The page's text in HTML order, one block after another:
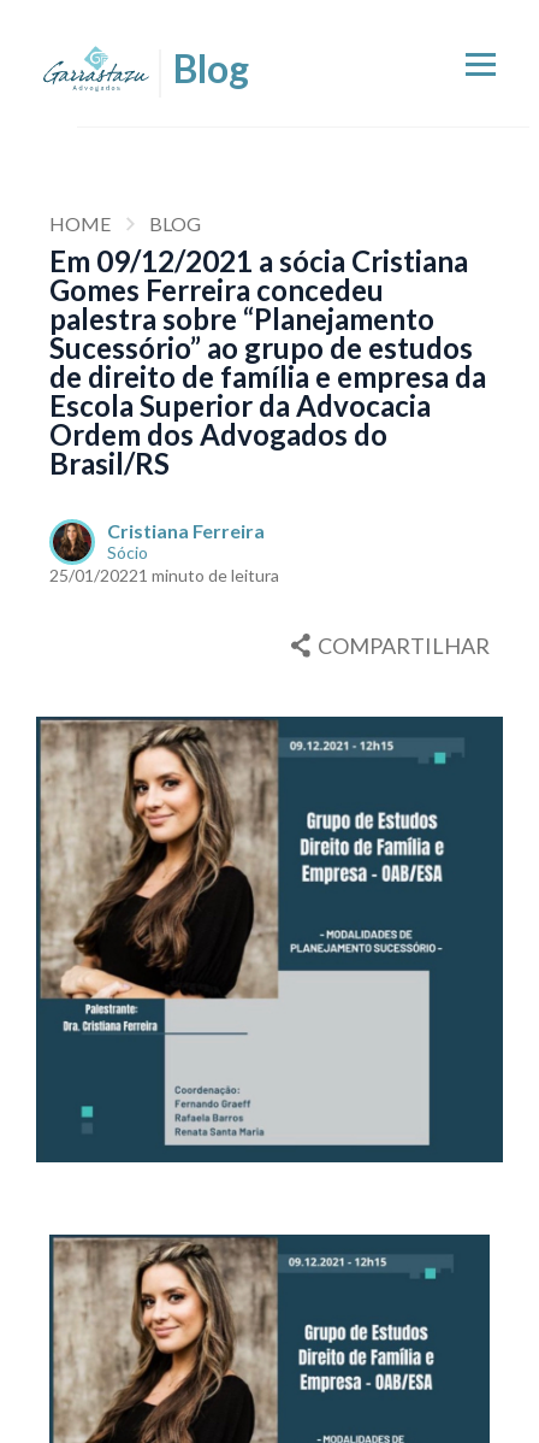
HOME BLOG
Em 09/12/2021 a sócia Cristiana
Gomes Ferreira concedeu
palestra sobre “Planejamento
Sucessório” ao grupo de estudos
de direito de família e empresa da
Escola Superior da Advocacia
Ordem dos Advogados do
Brasil/RS
Cristiana Ferreira
Sócio
25/01/20221 minuto de leitura
COMPARTILHAR